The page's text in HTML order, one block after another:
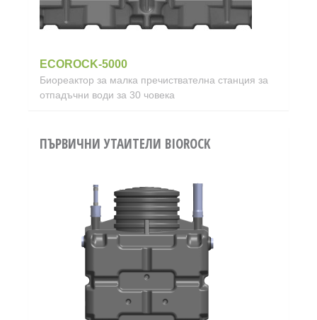
ECOROCK-5000
Биореактор за малка пречиствателна станция за
отпадъчни води за 30 човека
ПЪРВИЧНИ УТАИТЕЛИ BIOROCK